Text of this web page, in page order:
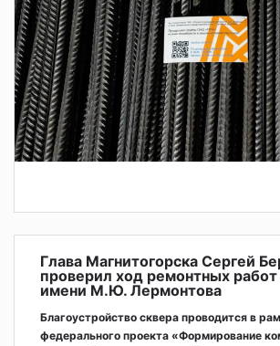
Глава Магнитогорска Сергей
проверил ход ремонтных работ
имени М.Ю. Лермонтова
Благоустройство сквера проводится в
федерального проекта «Формирование